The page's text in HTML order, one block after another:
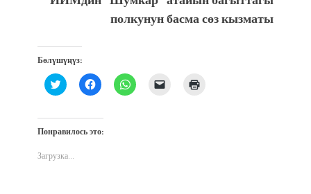
полкунун басма сөз кызматы
Бөлүшүңүз:
Нажмите,
чтобы
Twitter
(Открывается
в
окне)
Нажмите,
чтобы
Facebook
(Открывается
в
Нажмите,
чтобы
Послать
ссылку
Понравилось это:
Загрузка...